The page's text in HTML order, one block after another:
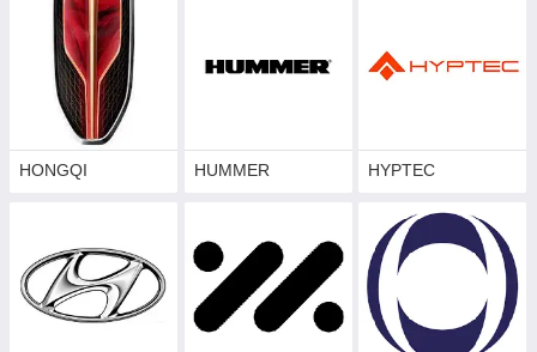
Клейкий стікер, який допоможе прибрати смітинки з-
під скла, якщо така потреба виникне.
HONGQI HUMMER HYPTEC